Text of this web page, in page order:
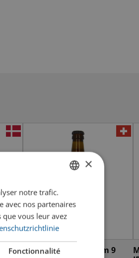
Haarige Kuh Platform 9
FRENCH
×
notre trafic.
avec nos partenaires
vous leur avez
Fonctionnalité